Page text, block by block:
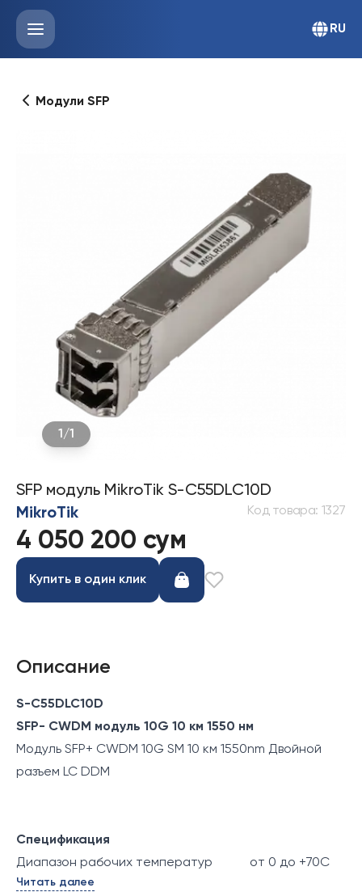
RU
Модули SFP
1 /1
SFP модуль MikroTik S-C55DLC10D
MikroTik
Код товара: 1327
4 050 200 сум
Купить в один клик
Описание
S-C55DLC10D
SFP- CWDM модуль 10G 10 км 1550 нм
Модуль SFP+ CWDM 10G SM 10 км 1550nm Двойной
разъем LC DDM
Спецификация
Диапазон рабочих температур
от 0 до +70C
Читать далее